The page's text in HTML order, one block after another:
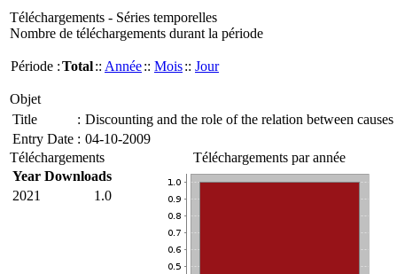
Téléchargements - Séries temporelles
Nombre de téléchargements durant la période
Période :Total:: Année:: Mois:: Jour
Objet
Title
: Discounting and the role of the relation between causes
Entry Date : 04-10-2009
Téléchargements
Year Downloads
2021
1.0
Téléchargements par année